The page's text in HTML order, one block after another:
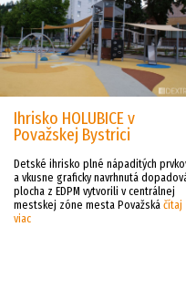
Ihrisko HOLUBICE v
Považskej Bystrici
Detské ihrisko plné nápaditých
a vkusne graficky navrhnutá
plocha z EDPM vytvorili v centrálnej
mestskej zóne mesta Považská čítaj
viac